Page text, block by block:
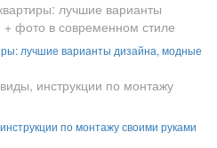
лучшие варианты дизайна, модные
по монтажу своими руками